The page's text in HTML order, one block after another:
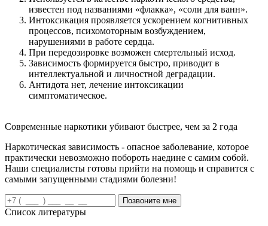
известен под названиями «флакка», «соли для ванн».
Интоксикация проявляется ускорением когнитивных
процессов, психомоторным возбуждением,
нарушениями в работе сердца.
При передозировке возможен смертельный исход.
Зависимость формируется быстро, приводит в
интеллектуальной и личностной деградации.
Антидота нет, лечение интоксикации
симптоматическое.
Современные наркотики убивают быстрее, чем за 2 года
Наркотическая зависимость - опасное заболевание, которое
практически невозможно побороть наедине с самим собой.
Наши специалисты готовы прийти на помощь и справится с
самыми запущенными стадиями болезни!
Позвоните мне
Список литературы